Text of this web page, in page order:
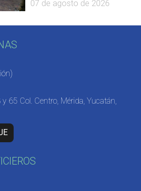
07 de agosto de 2026
65 Col. Centro, Mérida, Yucatán,